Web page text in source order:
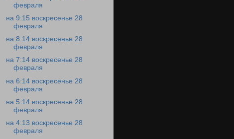
февраля
на 9:15 воскресенье 28
февраля
на 8:14 воскресенье 28
февраля
на 7:14 воскресенье 28
февраля
на 6:14 воскресенье 28
февраля
на 5:14 воскресенье 28
февраля
на 4:13 воскресенье 28
февраля